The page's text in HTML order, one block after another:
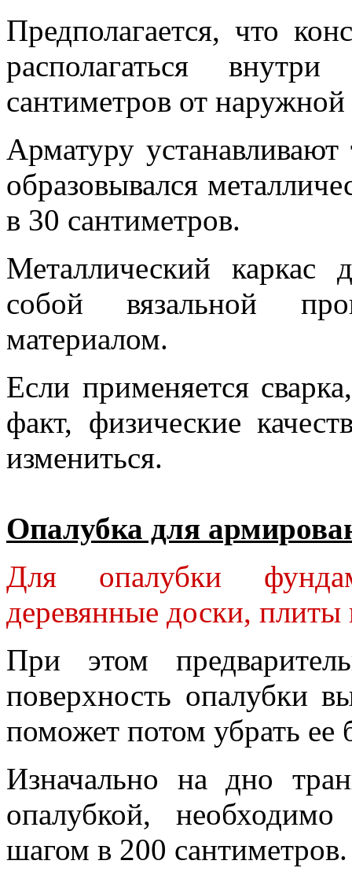
Предполагается, что
располагаться
сантиметров от
Арматуру
образовывался
в 30 сантиметров.
Металлический
собой вязальной
материалом.
Если применяется
факт, физические
измениться.
Опалубка для
Для опалубки
деревянные доски, плиты
При этом
поверхность опалубки
поможет потом убрать ее
Изначально на дно
опалубкой,
шагом в 200 сантиметров.